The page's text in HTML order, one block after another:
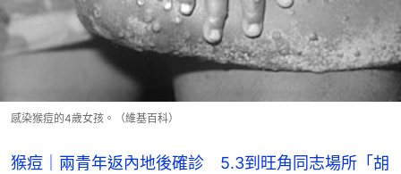
感染猴痘的4歲女孩。（維基百科）
猴痘｜兩青年返內地後確診 5.3到旺角同志場所「胡